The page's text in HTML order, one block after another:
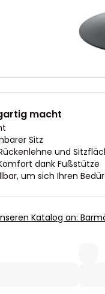
macht
Sitz
und
dank Fußstütze
um sich Ihren
Katalog an: